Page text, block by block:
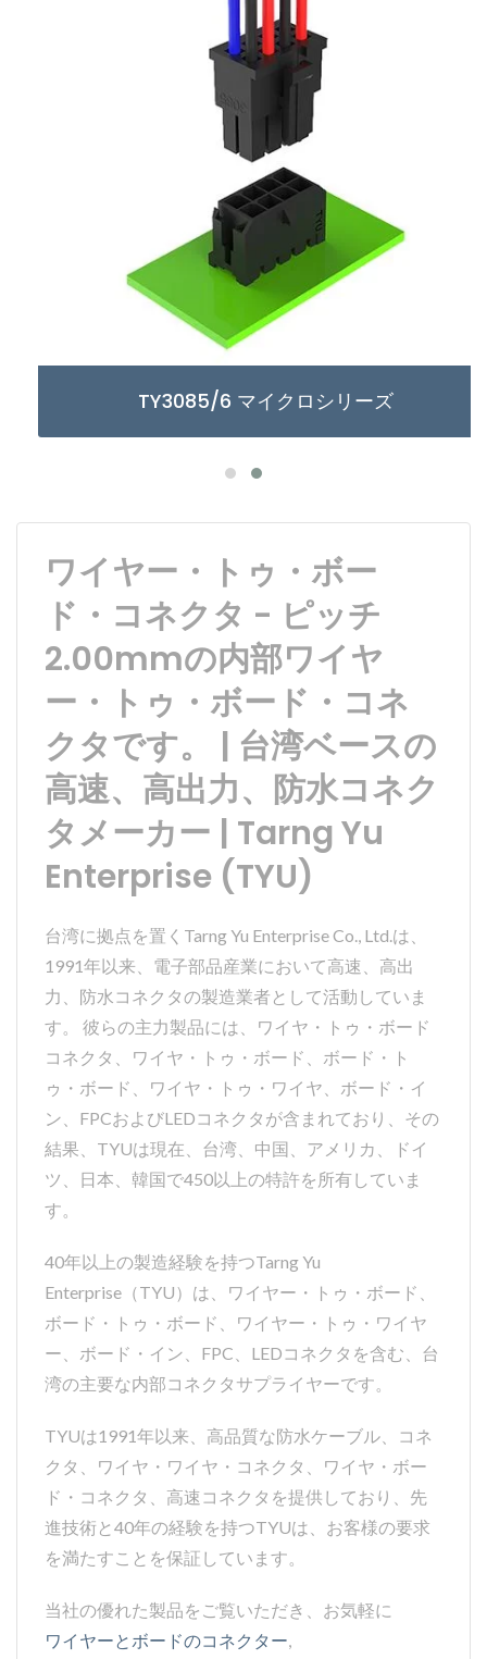
TY3085/6 マイクロシリーズ
ワイヤー・トゥ・ボー
ド・コネクタ - ピッチ
2.00mmの内部ワイヤ
ー・トゥ・ボード・コネ
クタです。 | 台湾ベースの
高速、高出力、防水コネク
タメーカー | Tarng Yu
Enterprise (TYU)
台湾に拠点を置くTarng Yu Enterprise Co., Ltd.は、
1991年以来、電子部品産業において高速、高出
力、防水コネクタの製造業者として活動していま
す。 彼らの主力製品には、ワイヤ・トゥ・ボード
コネクタ、ワイヤ・トゥ・ボード、ボード・ト
ゥ・ボード、ワイヤ・トゥ・ワイヤ、ボード・イ
ン、FPCおよびLEDコネクタが含まれており、その
結果、TYUは現在、台湾、中国、アメリカ、ドイ
ツ、日本、韓国で450以上の特許を所有していま
す。
40年以上の製造経験を持つTarng Yu
Enterprise（TYU）は、ワイヤー・トゥ・ボード、
ボード・トゥ・ボード、ワイヤー・トゥ・ワイヤ
ー、ボード・イン、FPC、LEDコネクタを含む、台
湾の主要な内部コネクタサプライヤーです。
TYUは1991年以来、高品質な防水ケーブル、コネ
クタ、ワイヤ・ワイヤ・コネクタ、ワイヤ・ボー
ド・コネクタ、高速コネクタを提供しており、先
進技術と40年の経験を持つTYUは、お客様の要求
を満たすことを保証しています。
当社の優れた製品をご覧いただき、お気軽に
ワイヤーとボードのコネクター,